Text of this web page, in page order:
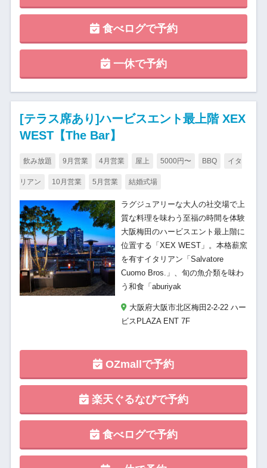
食べログで予約
一休で予約
[テラス席あり]ハービスエント最上階 XEX
WEST【The Bar】
飲み放題 9月営業 4月営業 屋上 5000円〜 BBQ イタ
リアン 10月営業 5月営業 結婚式場
ラグジュアリーな大人の社交場で上
質な料理を味わう至福の時間を体験
大阪梅田のハービスエント最上階に
位置する「XEX WEST」。本格薪窯
を有すイタリアン「Salvatore
Cuomo Bros.」、旬の魚介類を味わ
う和食「aburiyak
大阪府大阪市北区梅田2-2-22 ハー
ビスPLAZA ENT 7F
OZmallで予約
楽天ぐるなびで予約
食べログで予約